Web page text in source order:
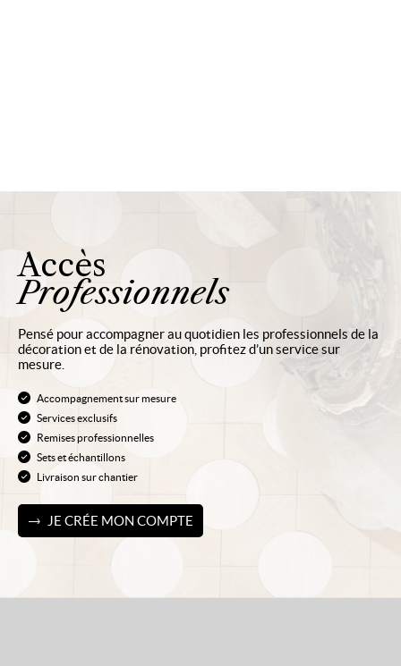
Accès
Professionnels
Pensé pour accompagner au quotidien les professionnels de la
décoration et de la rénovation, profitez d’un service sur
mesure.
Accompagnement sur mesure
Services exclusifs
Remises professionnelles
Sets et échantillons
Livraison sur chantier
JE CRÉE MON COMPTE